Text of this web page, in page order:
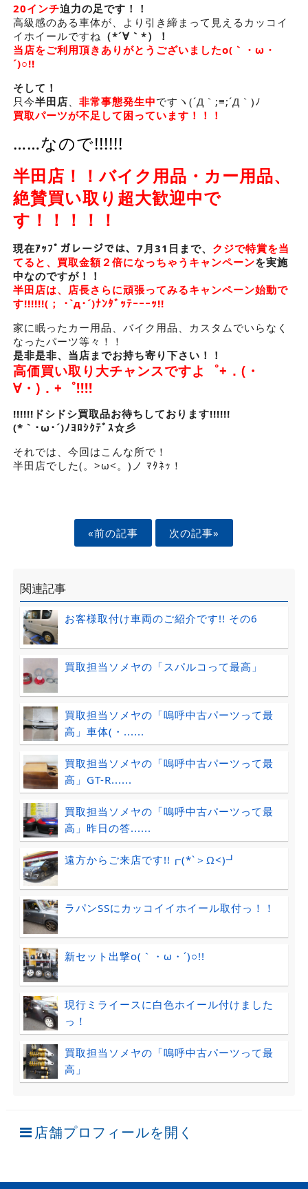
20インチ迫力の足です！！
高級感のある車体が、より引き締まって見えるカッコイ
イホイールですね （*´∀｀*）！
当店をご利用頂きありがとうございましたo(｀・ω・
´)○!!
そして！
只今半田店 非常事態発生中ですヽ(´Д｀;≡;´Д｀)ﾉ
買取パーツが不足して困っています！！！
……なので!!!!!!
半田店！！バイク用品・カー用品、
絶賛買い取り超大歓迎中で
す！！！！！
現在ｱｯﾌﾟガレージでは、7月31日まで、 クジで特賞を当
てると、買取金額２倍になっちゃうキャンペーンを実施
中なのですが！！
半田店は、店長さらに頑張ってみるキャンペーン始動で
す!!!!!!(； ･`д･´)ﾅﾝﾀﾞｯﾃｰｰｰｯ!!
家に眠ったカー用品、バイク用品、カスタムでいらなく
なったパーツ等々！！
是非是非、当店までお持ち寄り下さい！！
高価買い取り大チャンスですよ゜+．(・
∀・)．+゜!!!!
!!!!!!ドシドシ買取品お待ちしております!!!!!!
(*｀･ω･´)ﾉﾖﾛｼｸﾃﾞｽ☆彡
それでは、今回はこんな所で！
半田店でした(。>ω<。)ノ ﾏﾀﾈｯ！
«前の記事 次の記事»
関連記事
お客様取付け車両のご紹介です!! その6
買取担当ソメヤの「スパルコって最高」
買取担当ソメヤの「嗚呼中古パーツって最
高」車体(・......
買取担当ソメヤの「嗚呼中古パーツって最
高」GT-R......
買取担当ソメヤの「嗚呼中古パーツって最
高」昨日の答......
遠方からご来店です!!┏(*`＞Ω<)┛
ラパンSSにカッコイイホイール取付っ！！
新セット出撃o(｀・ω・´)○!!
現行ミライースに白色ホイール付けました
っ！
買取担当ソメヤの「嗚呼中古パーツって最
高」
店舗プロフィールを開く